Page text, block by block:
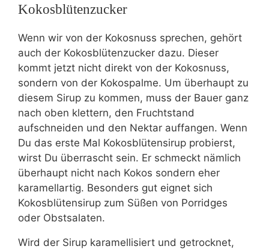
Kokosblütenzucker
Wenn wir von der Kokosnuss sprechen, gehört
auch der Kokosblütenzucker dazu. Dieser
kommt jetzt nicht direkt von der Kokosnuss,
sondern von der Kokospalme. Um überhaupt zu
diesem Sirup zu kommen, muss der Bauer ganz
nach oben klettern, den Fruchtstand
aufschneiden und den Nektar auffangen. Wenn
Du das erste Mal Kokosblütensirup probierst,
wirst Du überrascht sein. Er schmeckt nämlich
überhaupt nicht nach Kokos sondern eher
karamellartig. Besonders gut eignet sich
Kokosblütensirup zum Süßen von Porridges
oder Obstsalaten.
Wird der Sirup karamellisiert und getrocknet,